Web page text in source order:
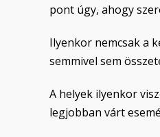
pont úgy, ahogy
Ilyenkor nemcsak a
semmivel sem
A helyek ilyenkor
legjobban várt